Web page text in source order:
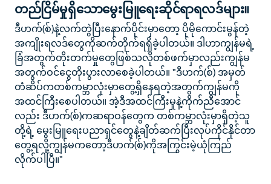
တည်ငြိမ်မှုရှိသောမွေးမြူရေးဆိုင်ရာရလဒ်များ။
ဒီဟက်(စ်)နဲ့လက်တွဲပြီးနောက်ပိုင်းမှာတော့ ပိုမိုကောင်းမွန်တဲ့
အကျိုးရလဒ်တွေကိုဆက်တိုက်ရရှိခဲ့ပါတယ်။ ဒါဟာကျွန်မရဲ့
ခြံအတွက်တိုးတက်မှုတွေဖြစ်သလိုတစ်ဖက်မှာလည်းကျွန်မ
အတွက်ဝင်ငွေတိုးပွားလာစေခဲ့ပါတယ်။ "ဒီဟက်(စ်) အမှတ်
တံဆိပ်ကတစ်ကမ္ဘာလုံးမှာတွေ့ရှိနေရတဲ့အတွက်ကျွန်မကို
အထင်ကြီးစေပါတယ်။ အဲ့ဒီအထင်ကြီးမှုနဲ့ကိုက်ညီအောင်
လည်း ဒီဟက်(စ်)ကဆရာဝန်တွေက တစ်ကမ္ဘာလုံးမှာရှိတဲ့သူ
တို့ရဲ့ မွေးမြူရေးပညာရှင်တွေနဲ့ချိတ်ဆက်ပြီးလုပ်ကိုင်နိုင်တာ
တွေ့ရလို့ကျွန်မကတော့ဒီဟက်(စ်)ကိုအကြွင်းမဲ့ယုံကြည်
လိုက်ပါပြီ။"